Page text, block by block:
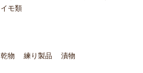
イモ類
乾物 練り製品 漬物